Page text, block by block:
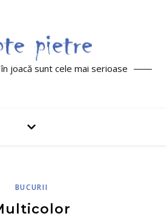
joacă sunt cele mai serioase
BUCURII